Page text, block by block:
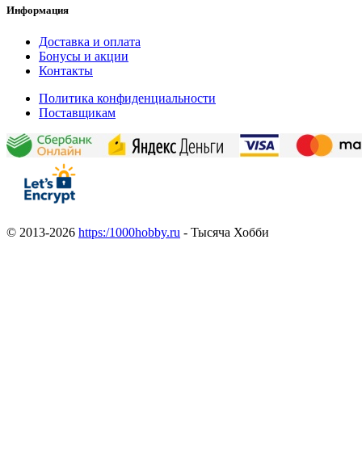
Информация
Доставка и оплата
Бонусы и акции
Контакты
Политика конфиденциальности
Поставщикам
© 2013-2026 https:/1000hobby.ru - Тысяча Хобби